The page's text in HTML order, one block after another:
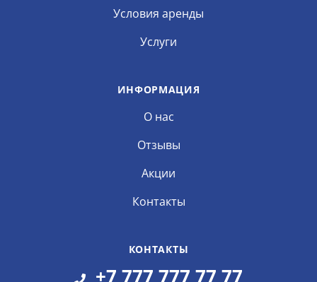
Условия аренды
Услуги
ИНФОРМАЦИЯ
О нас
Отзывы
Акции
Контакты
КОНТАКТЫ
+7 777 777 77 77